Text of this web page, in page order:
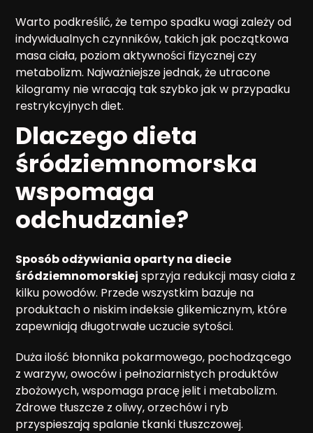
Warto podkreślić, że tempo spadku wagi zależy od
indywidualnych czynników, takich jak początkowa
masa ciała, poziom aktywności fizycznej czy
metabolizm. Najważniejsze jednak, że utracone
kilogramy nie wracają tak szybko jak w przypadku
restrykcyjnych diet.
Dlaczego dieta
śródziemnomorska
wspomaga
odchudzanie?
Sposób odżywiania oparty na diecie
śródziemnomorskiej sprzyja redukcji masy ciała z
kilku powodów. Przede wszystkim bazuje na
produktach o niskim indeksie glikemicznym, które
zapewniają długotrwałe uczucie sytości.
Duża ilość błonnika pokarmowego, pochodzącego
z warzyw, owoców i pełnoziarnistych produktów
zbożowych, wspomaga pracę jelit i metabolizm.
Zdrowe tłuszcze z oliwy, orzechów i ryb
przyspieszają spalanie tkanki tłuszczowej.